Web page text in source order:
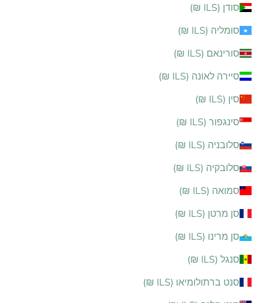
סודן (ILS ₪)
סומליה (ILS ₪)
סורינאם (ILS ₪)
סיירה לאונה (ILS ₪)
סין (ILS ₪)
סינגפור (ILS ₪)
סלובניה (ILS ₪)
סלובקיה (ILS ₪)
סמואה (ILS ₪)
סן מרטן (ILS ₪)
סן מרינו (ILS ₪)
סנגל (ILS ₪)
סנט ברתולומיאו (ILS ₪)